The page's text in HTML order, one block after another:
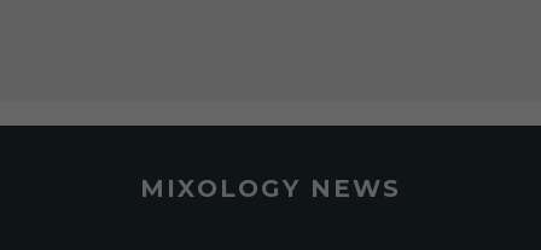
MIXOLOGY NEWS